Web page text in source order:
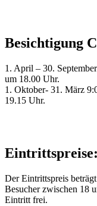
Besichtigung
1. April – 30.
um 18.00 Uhr.
1. Oktober- 31. März
19.15 Uhr.
Eintrittspreise:
Der Eintrittspreis
Besucher zwischen 18
Eintritt frei.